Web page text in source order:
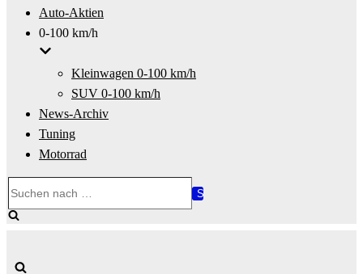
Auto-Aktien
0-100 km/h
Kleinwagen 0-100 km/h
SUV 0-100 km/h
News-Archiv
Tuning
Motorrad
nach …